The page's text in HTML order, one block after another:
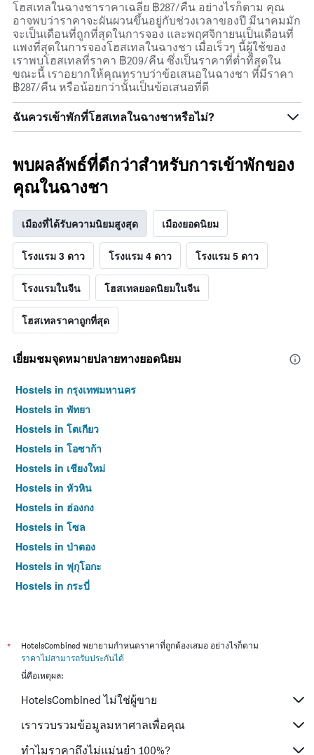
โฮสเทลในฉางชาราคาเฉลี่ย ฿287/คืน อย่างไรก็ตาม คุณ
อาจพบว่าราคาจะผันผวนขึ้นอยู่กับช่วงเวลาของปี มีนาคมมัก
จะเป็นเดือนที่ถูกที่สุดในการจอง และพฤศจิกายนเป็นเดือนที่
แพงที่สุดในการจองโฮสเทลในฉางชา เมื่อเร็วๆ นี้ผู้ใช้ของ
เราพบโฮสเทลที่ราคา ฿209/คืน ซึ่งเป็นราคาที่ต่ำที่สุดใน
ขณะนี้ เราอยากให้คุณทราบว่าข้อเสนอในฉางชา ที่มีราคา
฿287/คืน หรือน้อยกว่านั้นเป็นข้อเสนอที่ดี
ฉันควรเข้าพักที่โฮสเทลในฉางชาหรือไม่?
พบผลลัพธ์ที่ดีกว่าสำหรับการเข้าพักของ
คุณในฉางชา
เมืองที่ได้รับความนิยมสูงสุด เมืองยอดนิยม
โรงแรม 3 ดาว โรงแรม 4 ดาว โรงแรม 5 ดาว
โรงแรมในจีน โฮสเทลยอดนิยมในจีน
โฮสเทลราคาถูกที่สุด
เยี่ยมชมจุดหมายปลายทางยอดนิยม
Hostels in กรุงเทพมหานคร
Hostels in พัทยา
Hostels in โตเกียว
Hostels in โอซาก้า
Hostels in เชียงใหม่
Hostels in หัวหิน
Hostels in ฮ่องกง
Hostels in โซล
Hostels in ป่าตอง
Hostels in ฟุกุโอกะ
Hostels in กระบี่
Hostels in เซี่ยงไฮ้
Hostels in ไทเป
Hostels in หาดใหญ่
Hostels in ภูเก็ต
Hostels in เกียวโต
*
HotelsCombined พยายามกำหนดราคาที่ถูกต้องเสมอ อย่างไรก็ตาม
ราคาไม่สามารถรับประกันได้
นี่คือเหตุผล:
HotelsCombined ไม่ใช่ผู้ขาย
เรารวบรวมข้อมูลมหาศาลเพื่อคุณ
ทำไมราคาถึงไม่แม่นยำ 100%?